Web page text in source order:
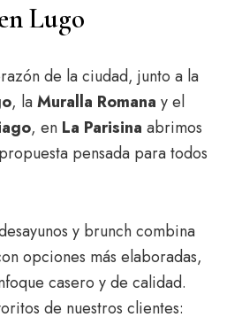
Lugo
de la ciudad, junto a la
, laMuralla Romana y el
, en La Parisina abrimos
pensada para todos
y brunch combina
opciones más elaboradas,
casero y de calidad.
de nuestros clientes: